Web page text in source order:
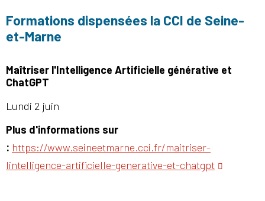
Formations dispensées la CCI de Seine-
et-Marne
Maîtriser l'Intelligence Artificielle générative et
ChatGPT
Lundi 2 juin
Plus d'informations sur
: https://www.seineetmarne.cci.fr/maitriser-
lintelligence-artificielle-generative-et-chatgpt